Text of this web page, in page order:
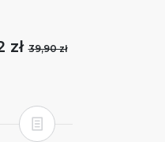
zł39,90 zł